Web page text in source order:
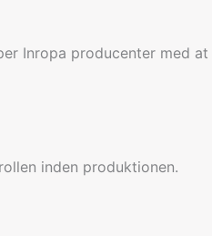
Inropa producenter med
inden produktionen.